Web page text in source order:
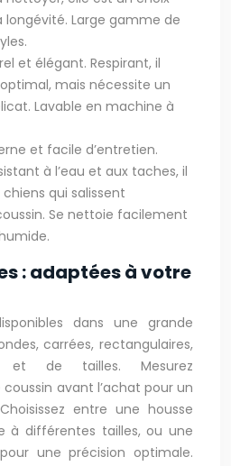
longévité. Large gamme de
et élégant. Respirant, il
mais nécessite un
Lavable en machine à
et facile d’entretien.
à l’eau et aux taches, il
qui salissent
Se nettoie facilement
: adaptées à votre
dans une grande
carrées, rectangulaires,
de tailles. Mesurez
avant l’achat pour un
entre une housse
à différentes tailles, ou une
une précision optimale.